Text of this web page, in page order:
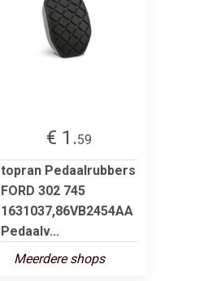
€ 1.59
topran Pedaalrubbers
FORD 302 745
1631037,86VB2454AA
Pedaalv...
Meerdere shops